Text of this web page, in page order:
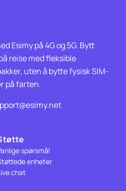
Esimy på 4G og 5G. Bytt
reise med fleksible
uten å bytte fysisk SIM-
på farten.
spørsmål
enheter
chat